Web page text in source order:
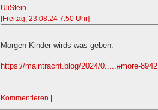
UliStein
[Freitag, 23.08.24 7:50 Uhr]
Morgen Kinder wirds was geben.
https://maintracht.blog/2024/0.....#more-8942
Kommentieren |